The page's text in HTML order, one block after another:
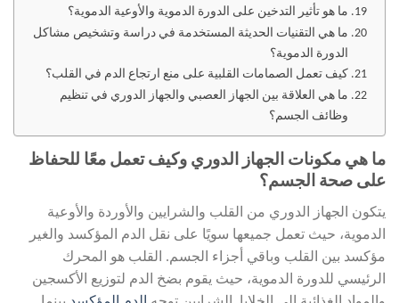
ما هو تأثير التدخين على الدورة الدموية والأوعية الدموية؟
ما هي التقنيات الحديثة المستخدمة في دراسة وتشخيص مشاكل
الدورة الدموية؟
كيف تعمل الصمامات القلبية على منع ارتجاع الدم في القلب؟
ما هي العلاقة بين الجهاز العصبي والجهاز الدوري في تنظيم
وظائف الجسم؟
ما هي مكونات الجهاز الدوري وكيف تعمل معًا للحفاظ
على صحة الجسم؟
يتكون الجهاز الدوري من القلب والشرايين والأوردة والأوعية
الدموية، حيث تعمل جميعها سويًا على نقل الدم المؤكسد والغير
مؤكسد بين القلب وباقي أجزاء الجسم. القلب هو المحرك
الرئيسي للدورة الدموية، حيث يقوم بضخ الدم لتوزيع الأكسجين